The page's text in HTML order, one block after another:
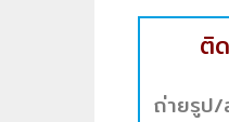
ติ
ถ่ายรูป/